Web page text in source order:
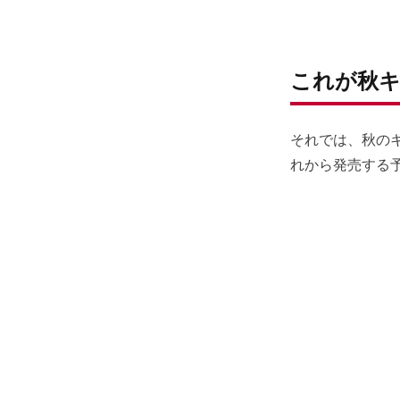
これが秋
それでは、秋の
れから発売する